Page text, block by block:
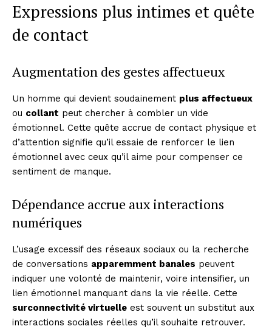
Expressions plus intimes et quête
de contact
Augmentation des gestes affectueux
Un homme qui devient soudainement plus affectueux
ou collant peut chercher à combler un vide
émotionnel. Cette quête accrue de contact physique et
d’attention signifie qu’il essaie de renforcer le lien
émotionnel avec ceux qu’il aime pour compenser ce
sentiment de manque.
Dépendance accrue aux interactions
numériques
L’usage excessif des réseaux sociaux ou la recherche
de conversations apparemment banales peuvent
indiquer une volonté de maintenir, voire intensifier, un
lien émotionnel manquant dans la vie réelle. Cette
surconnectivité virtuelle est souvent un substitut aux
interactions sociales réelles qu’il souhaite retrouver.